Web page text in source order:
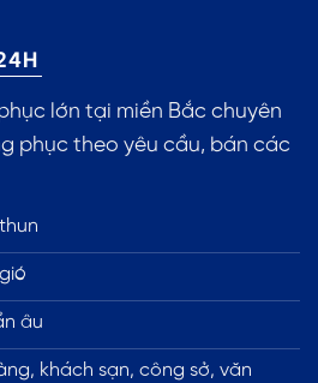
lớn tại miền Bắc chuyên
phục theo yêu cầu, bán các
âu
khách sạn, công sở, văn